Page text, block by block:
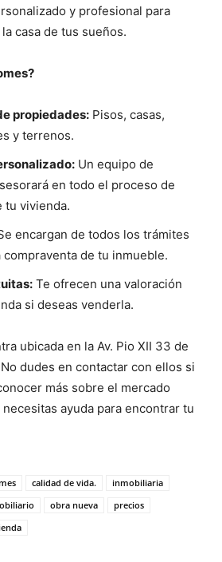
y profesional para
casa de tus sueños.
propiedades: Pisos, casas,
y terrenos.
Un equipo de
en todo el proceso de
tu vivienda.
encargan de todos los trámites
compraventa de tu inmueble.
Te ofrecen una valoración
si deseas venderla.
ubicada en la Av. Pio XII 33 de
dudes en contactar con ellos si
más sobre el mercado
ayuda para encontrar tu
calidad de vida.
inmobiliaria
obra nueva
precios